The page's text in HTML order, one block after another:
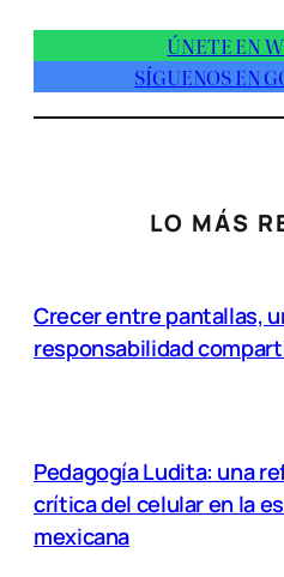
ÚNETE EN
SÍGUENOS EN
LO MÁS
Crecer entre pantallas,
responsabilidad
Pedagogía Ludita: una
crítica del celular en la
mexicana